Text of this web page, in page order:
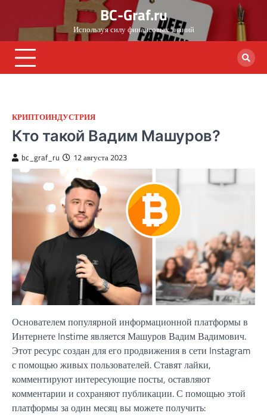
content
BC-Graf.ru
Используя силу финансовых знаний
КРИПТОИНДУСТРИЯ
Кто такой Вадим Машуров?
bc_graf_ru 12 августа 2023
Основателем популярной информационной платформы в
Интернете Instime является Машуров Вадим Вадимович.
Этот ресурс создан для его продвижения в сети Instagram
с помощью живых пользователей. Ставят лайки,
комментируют интересующие посты, оставляют
комментарии и сохраняют публикации. С помощью этой
платформы за один месяц вы можете получить: